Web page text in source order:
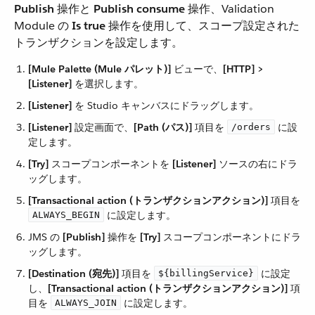
Publish ​ 操作と ​ Publish consume​ 操作、Validation
Module の ​Is true​ 操作を使用して、スコープ設定された
トランザクションを設定します。
[Mule Palette (Mule パレット)] ​ ビューで、​ [HTTP] >
[Listener] ​ を選択します。
[Listener] ​ を Studio キャンバスにドラッグします。
[Listener] ​ 設定画面で、​ [Path (パス)] ​ 項目を ​ /orders
​ に設
定します。
[Try] ​ スコープコンポーネントを ​ [Listener] ​ ソースの右にドラ
ッグします。
[Transactional action (トランザクションアクション)] ​ 項目を
ALWAYS_BEGIN
​ に設定します。
JMS の ​ [Publish] ​ 操作を ​ [Try] ​ スコープコンポーネントにドラ
ッグします。
[Destination (宛先)] ​ 項目を ​ ${billingService}
​ に設定
し、​ [Transactional action (トランザクションアクション)] ​ 項
目を ​
ALWAYS_JOIN
​ に設定します。